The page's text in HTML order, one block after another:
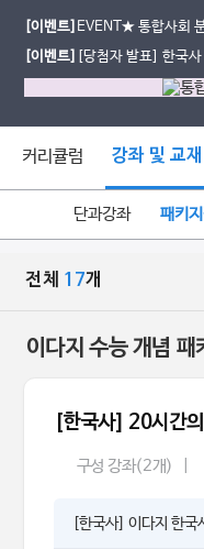
[이벤트] EVENT★ 통합사회
도 받고, 간식도 먹자!
[이벤트] [당첨자 발표] 한국사
기적 한줄평 이벤트
커리큘럼 강좌 및 교재
단과강좌 패키
전체 17개
이다지 수능 개념 패
[한국사] 20시간
구성 강좌(2개)
[한국사] 이다지 한국